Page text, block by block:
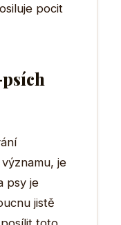
pocit
je
psy je
jistě